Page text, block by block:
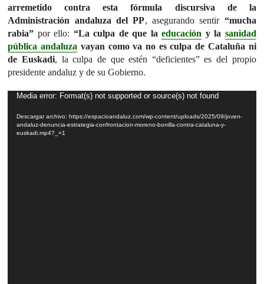
arremetido contra esta fórmula discursiva de la
Administración andaluza del PP, asegurando sentir “mucha
rabia” por ello: “La culpa de que laeducación y la sanidad
pública andaluza vayan como va no es culpa de Cataluña ni
de Euskadi, la culpa de que estén “deficientes” es del propio
presidente andaluz y de su Gobierno.
Reproductor
vídeo
Media error: Format(s) not supported or source(s) not found
Descargar archivo: https://espacioandaluz.com/wp-content/uploads/2025/09/joven-
andaluz-denuncia-estrategia-confrontacion-moreno-bonilla-contra-cataluna-y-
euskadi.mp4?_=1